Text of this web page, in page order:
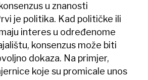
u znanosti
je politika. Kad političke ili
interes u određenome
konsenzus može biti
dokaza. Na primjer,
koje su promicale unos